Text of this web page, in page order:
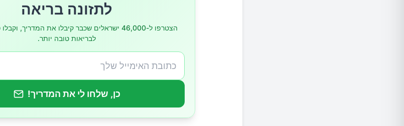
פעילות גופנית
אורח חיים
תוספים טבעיים
לתזונה בריאה
הצטרפו ל-46,000 ישראלים שכבר קיבלו את המדריך,
לבריאות טובה יותר.
כן, שלחו לי את המדריך!